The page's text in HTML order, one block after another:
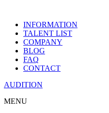
INFORMATION
TALENT LIST
COMPANY
BLOG
FAQ
CONTACT
AUDITION
MENU